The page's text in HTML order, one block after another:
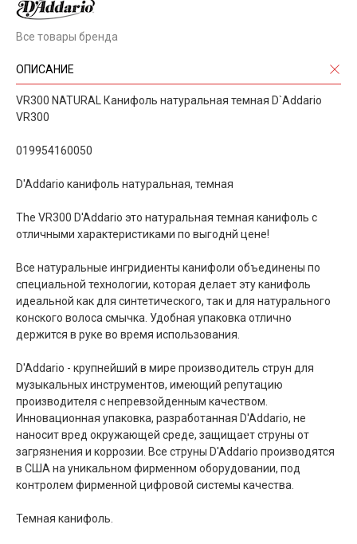
Все товары бренда
ОПИСАНИЕ
VR300 NATURAL Канифоль натуральная темная D`Addario
VR300
019954160050
D'Addario канифоль натуральная, темная
The VR300 D'Addario это натуральная темная канифоль с
отличными характеристиками по выгоднй цене!
Все натуральные ингридиенты канифоли объединены по
специальной технологии, которая делает эту канифоль
идеальной как для синтетического, так и для натурального
конского волоса смычка. Удобная упаковка отлично
держится в руке во время использования.
D'Addario - крупнейший в мире производитель струн для
музыкальных инструментов, имеющий репутацию
производителя с непревзойденным качеством.
Инновационная упаковка, разработанная D'Addario, не
наносит вред окружающей среде, защищает струны от
загрязнения и коррозии. Все струны D'Addario производятся
в США на уникальном фирменном оборудовании, под
контролем фирменной цифровой системы качества.
Темная канифоль.